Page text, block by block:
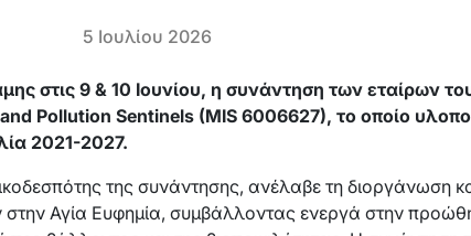
5 Ιουλίου 2026
στις 9 & 10 Ιουνίου, η συνάντηση των εταίρων
Pollution Sentinels (MIS 6006627), το οποίο
2021-2027.
της συνάντησης, ανέλαβε τη διοργάνωση
Αγία Ευφημία, συμβάλλοντας ενεργά στην